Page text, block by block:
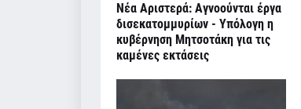
Νέα Αριστερά: Αγνοούνται έργα
δισεκατομμυρίων - Υπόλογη η
κυβέρνηση Μητσοτάκη για τις
καμένες εκτάσεις